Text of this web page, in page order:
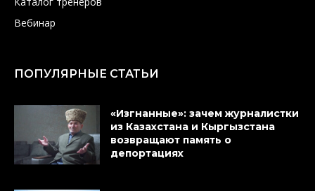
Вебинар
ПОПУЛЯРНЫЕ СТАТЬИ
«Изгнанные»: зачем журналистки
из Казахстана и Кыргызстана
возвращают память о
депортациях